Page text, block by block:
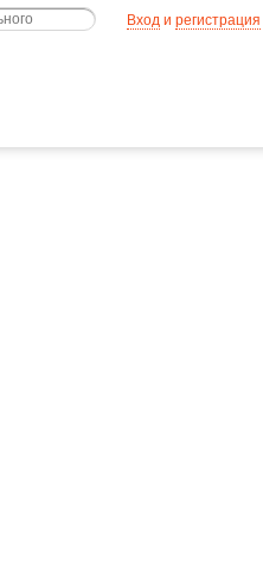
Вход и регистрация